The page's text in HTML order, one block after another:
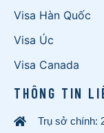
Visa Hàn Quốc
Visa Úc
Visa Canada
THÔNG TIN
Trụ sở chính: